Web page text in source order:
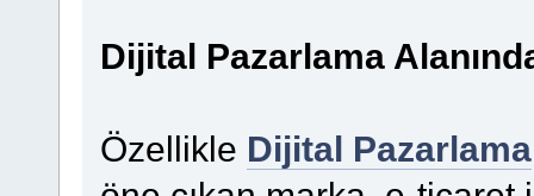
Dijital Pazarlama
Özellikle Dijital Pazarlama